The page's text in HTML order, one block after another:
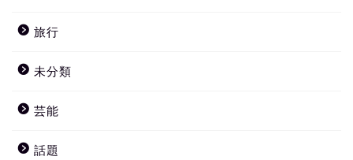
旅行
未分類
芸能
話題